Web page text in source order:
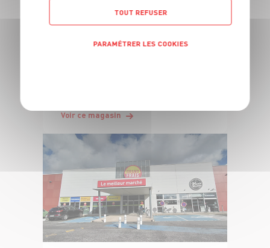
Voir ce magasin
TOUT REFUSER
PARAMÉTRER LES COOKIES